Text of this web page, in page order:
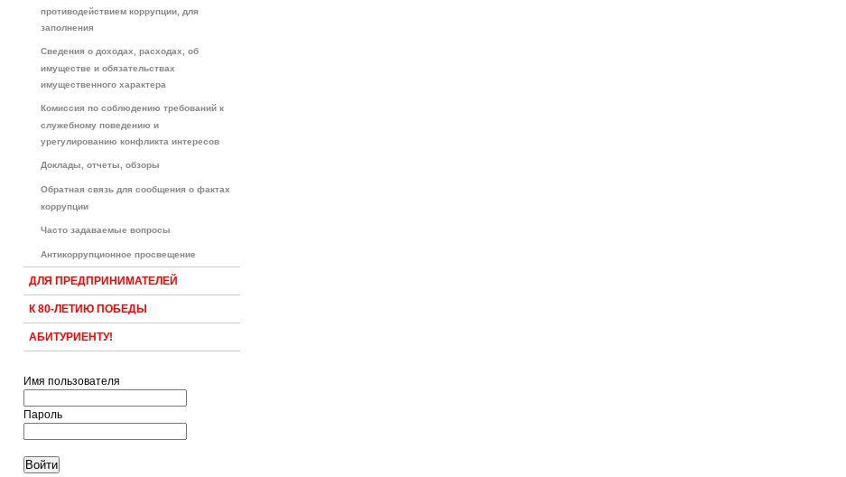
противодействием коррупции, для
заполнения
Сведения о доходах, расходах, об
имуществе и обязательствах
имущественного характера
Комиссия по соблюдению требований к
служебному поведению и
урегулированию конфликта интересов
Доклады, отчеты, обзоры
Обратная связь для сообщения о фактах
коррупции
Часто задаваемые вопросы
Антикоррупционное просвещение
ДЛЯ ПРЕДПРИНИМАТЕЛЕЙ
К 80-ЛЕТИЮ ПОБЕДЫ
АБИТУРИЕНТУ!
Имя пользователя
Пароль